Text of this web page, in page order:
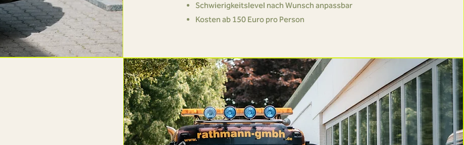
Schwierigkeitslevel nach Wunsch anpassbar
Kosten ab 150 Euro pro Person